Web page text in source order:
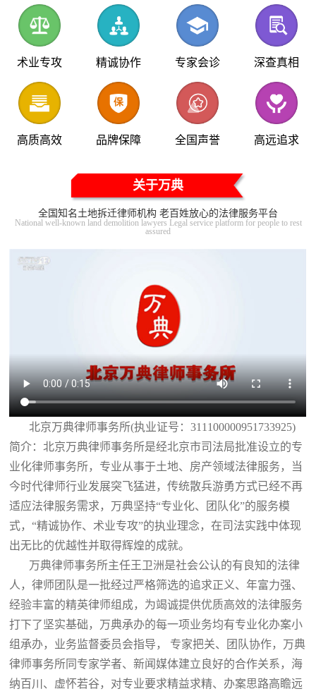
术业专攻 精诚协作 专家会诊 深查真相
高质高效 品牌保障 全国声誉 高远追求
关于万典
全国知名土地拆迁律师机构 老百姓放心的法律服务平台
National well-known land demolition lawyers Legal service platform for people to rest
assured
北京万典律师事务所(执业证号：311100000951733925)
简介：北京万典律师事务所是经北京市司法局批准设立的专
业化律师事务所，专业从事于土地、房产领域法律服务，当
今时代律师行业发展突飞猛进，传统散兵游勇方式已经不再
适应法律服务需求，万典坚持“专业化、团队化”的服务模
式，“精诚协作、术业专攻”的执业理念，在司法实践中体现
出无比的优越性并取得辉煌的成就。
万典律师事务所主任王卫洲是社会公认的有良知的法律
人，律师团队是一批经过严格筛选的追求正义、年富力强、
经验丰富的精英律师组成，为竭诚提供优质高效的法律服务
打下了坚实基础，万典承办的每一项业务均有专业化办案小
组承办，业务监督委员会指导， 专家把关、团队协作，万典
律师事务所同专家学者、新闻媒体建立良好的合作关系，海
纳百川、虚怀若谷，对专业要求精益求精、办案思路高瞻远